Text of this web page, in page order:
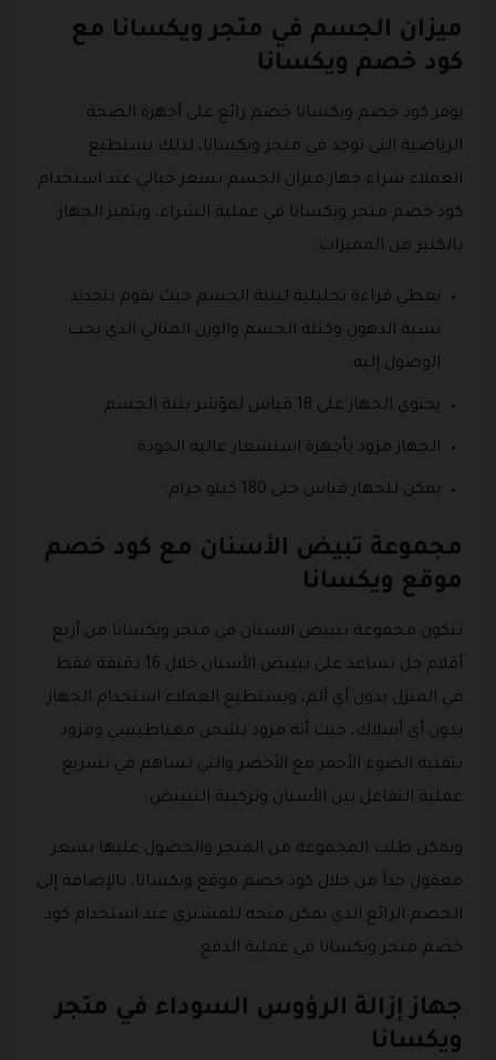
ميزان الجسم في متجر ويكسانا مع
كود خصم ويكسانا
يوفر كود خصم ويكسانا خصم رائع على أجهزة الصحة
الرياضية التي توجد في متجر ويكسانا، لذلك يستطيع
العملاء شراء جهاز ميزان الجسم بسعر خيالي عند استخدام
كود خصم متجر ويكسانا في عملية الشراء، ويتميز الجهاز
بالكثير من المميزات:
يعطي قراءة تحليلية لبنية الجسم حيث يقوم بتحديد
نسبة الدهون وكتلة الجسم والوزن المثالي الذي يجب
الوصول إليه.
يحتوي الجهاز على 18 قياس لمؤشر بنية الجسم.
الجهاز مزود بأجهزة استشعار عالية الجودة.
يمكن للجهاز قياس حتى 180 كيلو جرام.
مجموعة تبيض الأسنان مع كود خصم
موقع ويكسانا
تتكون مجموعة تبييض الاسنان في متجر ويكسانا من أربع
أقلام جل تساعد على تبييض الأسنان خلال 16 دقيقة فقط
في المنزل بدون أي ألم، ويستطيع العملاء استخدام الجهاز
بدون أي أسلاك، حيث أنه مزود بشحن مغناطيسي ومزود
بتقنية الضوء الأحمر مع الأخضر والتي تساهم في تسريع
عملية التفاعل بين الأسنان وتركيبة التبييض.
ويمكن طلب المجموعة من المتجر والحصول عليها بسعر
معقول جداً من خلال كود خصم موقع ويكسانا، بالإضافة إلى
الخصم الرائع الذي يمكن منحه للمشتري عند استخدام كود
خصم متجر ويكسانا في عملية الدفع.
جهاز إزالة الرؤوس السوداء في متجر
ويكسانا